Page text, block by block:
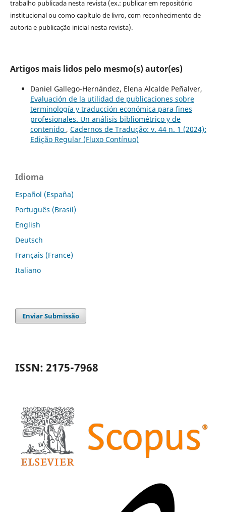
trabalho publicada nesta revista (ex.: publicar em repositório
institucional ou como capítulo de livro, com reconhecimento de
autoria e publicação inicial nesta revista).
Artigos mais lidos pelo mesmo(s) autor(es)
Daniel Gallego-Hernández, Elena Alcalde Peñalver,
Evaluación de la utilidad de publicaciones sobre
terminología y traducción económica para fines
profesionales. Un análisis bibliométrico y de
contenido , Cadernos de Tradução: v. 44 n. 1 (2024):
Edição Regular (Fluxo Contínuo)
Idioma
Español (España)
Português (Brasil)
English
Deutsch
Français (France)
Italiano
Enviar Submissão
ISSN: 2175-7968